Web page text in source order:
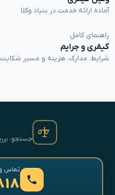
آماده ارائه خدمت در بنیاد وکلا
راهنمای کامل
کیفری و جرایم
شرایط، مدارک، هزینه و مسیر
جستجو،
تماس و